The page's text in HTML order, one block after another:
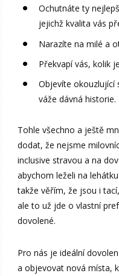
Ochutnáte ty
jejichž kvalita vás
Narazíte na milé a
Překvapí vás, kolik
Objevíte okouzlující
váže dávná historie.
Tohle všechno a ještě
dodat, že nejsme
inclusive stravou a na
abychom leželi na
takže věřím, že jsou i
ale to už jde o vlastní
dovolené.
Pro nás je ideální
a objevovat nová místa,